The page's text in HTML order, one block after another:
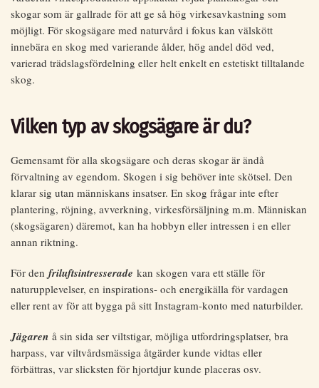
skogar som är gallrade för att ge så hög virkesavkastning som
möjligt. För skogsägare med naturvård i fokus kan välskött
innebära en skog med varierande ålder, hög andel död ved,
varierad trädslagsfördelning eller helt enkelt en estetiskt tilltalande
skog.
Vilken typ av skogsägare är du?
Gemensamt för alla skogsägare och deras skogar är ändå
förvaltning av egendom. Skogen i sig behöver inte skötsel. Den
klarar sig utan människans insatser. En skog frågar inte efter
plantering, röjning, avverkning, virkesförsäljning m.m. Människan
(skogsägaren) däremot, kan ha hobbyn eller intressen i en eller
annan riktning.
För den friluftsintresserade kan skogen vara ett ställe för
naturupplevelser, en inspirations- och energikälla för vardagen
eller rent av för att bygga på sitt Instagram-konto med naturbilder.
Jägaren å sin sida ser viltstigar, möjliga utfordringsplatser, bra
harpass, var viltvårdsmässiga åtgärder kunde vidtas eller
förbättras, var slicksten för hjortdjur kunde placeras osv.